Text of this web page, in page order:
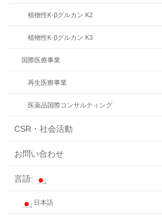
植物性K-βグルカン K2
植物性K-βグルカン K3
国際医療事業
再生医療事業
医薬品国際コンサルティング
CSR・社会活動
お問い合わせ
言語:
日本語